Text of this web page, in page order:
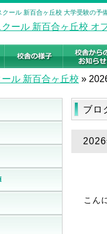
クール 新百合ヶ丘校 大学受験の予
ル 新百合ヶ丘校 »
ブロ
こん